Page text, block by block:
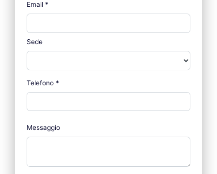
Email *
Sede
Telefono *
Messaggio